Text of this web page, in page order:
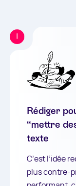
Rédiger
“mettre
texte
C’est l’idée
plus contre-